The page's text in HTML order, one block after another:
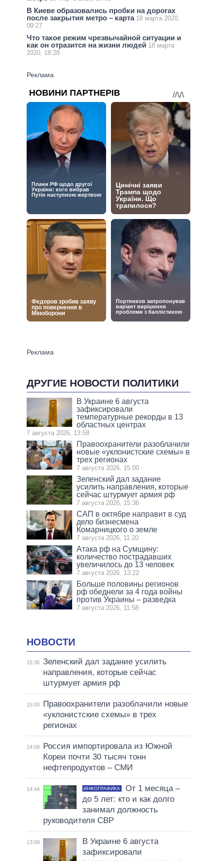
В Киеве образовались пробки на дорогах
после закрытия метро – карта 18 марта 2020,
09:27
Что такое режим чрезвычайной ситуации и
как он отразится на жизни людей 18 марта
2020, 18:28
ДРУГИЕ НОВОСТИ ПОЛИТИКИ
В Украине 6 августа
зафиксировали
температурные рекорды в 13
областных центрах
7 августа 2026, 13:58
Правоохранители разоблачили
новые «уклонистские схемы» в
трех регионах
7 августа 2026, 15:00
Зеленский дал задание
усилить направления, которые
сейчас штурмует армия рф
7 августа 2026, 15:36
САП в октябре направит в суд
дело бизнесмена
Комарницкого о земле
7 августа 2026, 11:20
Атака рф на Сумщину:
количество пострадавших
увеличилось до 13 человек
7 августа 2026, 13:22
Больше половины регионов
рф обеднели за 4 года войны
против Украины – разведка
7 августа 2026, 11:58
НОВОСТИ
15:36 Зеленский дал задание усилить
направления, которые сейчас
штурмует армия рф
15:00
Правоохранители разоблачили новые
«уклонистские схемы» в трех
регионах
14:58
Россия импортировала из Южной
Кореи почти 30 тысяч тонн
нефтепродуктов – СМИ
14:44 ИНФОГРАФИКА
От 1 месяца –
до 5 лет: кто и как долго
занимал должность
руководителя СВР
13:58
В Украине 6 августа
зафиксировали